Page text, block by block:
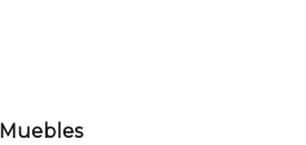
Muebles